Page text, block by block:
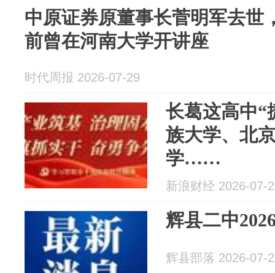
中原证券原董事长菅明军去世
前曾在河南大学开讲座
时代周报 2026-07-29
长葛这高中“
族大学、北
学……
新浪财经 2026-07-
辉县二中
辉县部落 2026-07-